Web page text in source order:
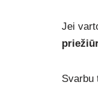
Jei
Svarbu